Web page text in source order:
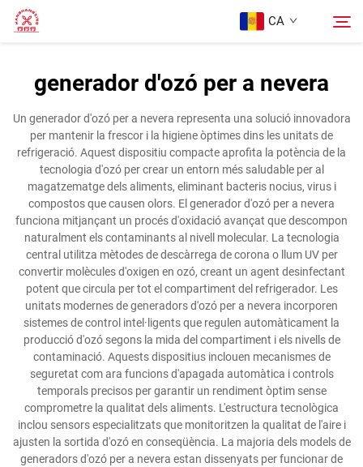
CA
Pàgina Principal
Productes
Sobre Nosaltres
Casos
Contacte
Cerca
generador d'ozó per a nevera
Un generador d'ozó per a nevera representa una solució innovadora
per mantenir la frescor i la higiene òptimes dins les unitats de
refrigeració. Aquest dispositiu compacte aprofita la potència de la
tecnologia d'ozó per crear un entorn més saludable per al
magatzematge dels aliments, eliminant bacteris nocius, virus i
compostos que causen olors. El generador d'ozó per a nevera
funciona mitjançant un procés d'oxidació avançat que descompon
naturalment els contaminants al nivell molecular. La tecnologia
central utilitza mètodes de descàrrega de corona o llum UV per
convertir molècules d'oxigen en ozó, creant un agent desinfectant
potent que circula per tot el compartiment del refrigerador. Les
unitats modernes de generadors d'ozó per a nevera incorporen
sistemes de control intel·ligents que regulen automàticament la
producció d'ozó segons la mida del compartiment i els nivells de
contaminació. Aquests dispositius inclouen mecanismes de
seguretat com ara funcions d'apagada automàtica i controls
temporals precisos per garantir un rendiment òptim sense
comprometre la qualitat dels aliments. L'estructura tecnològica
inclou sensors especialitzats que monitoritzen la qualitat de l'aire i
ajusten la sortida d'ozó en conseqüència. La majoria dels models de
generadors d'ozó per a nevera estan dissenyats per funcionar de